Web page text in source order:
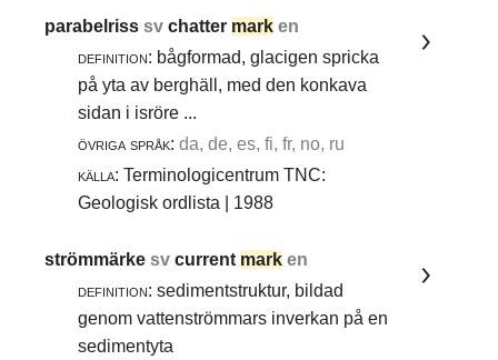
parabelrisssvchatter mark en
definition: bågformad, glacigen spricka
på yta av berghäll, med den konkava
sidan i isröre ...
övriga språk: da, de, es, fi, fr, no, ru
källa: Terminologicentrum TNC:
Geologisk ordlista | 1988
strömmärkesvcurrent mark en
definition: sedimentstruktur, bildad
genom vattenströmmars inverkan på en
sedimentyta